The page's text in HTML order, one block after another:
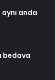
anda
bedava